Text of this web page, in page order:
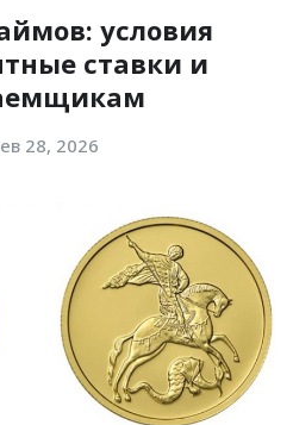
условия
ставки и
28, 2026